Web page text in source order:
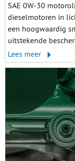
SAE 0W-30
dieselmotoren in
een hoogwaardig
uitstekende
Lees meer